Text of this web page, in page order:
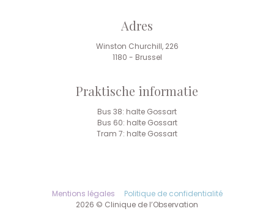
Adres
Winston Churchill, 226
1180 - Brussel
Praktische informatie
Bus 38: halte Gossart
Bus 60: halte Gossart
Tram 7: halte Gossart
2026 © Clinique de l’Observation
Mentions légales Politique de confidentialité